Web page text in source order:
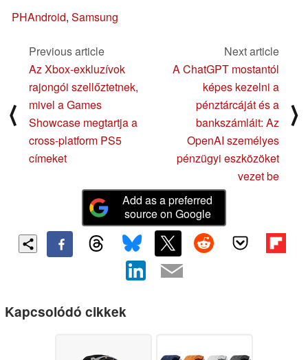
PHAndroid, Samsung
⟨
Previous article
Az Xbox-exkluzívok
rajongói szellőztetnek,
mivel a Games
Showcase megtartja a
cross-platform PS5
címeket
Next article
A ChatGPT mostantól
képes kezelni a
pénztárcáját és a
bankszámláit: Az
OpenAI személyes
pénzügyi eszközöket
vezet be
⟩
Add as a preferred
source on Google
Kapcsolódó cikkek